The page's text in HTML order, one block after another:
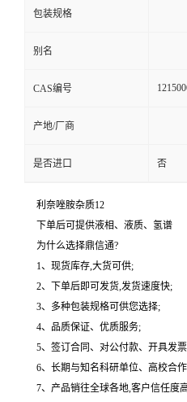
包装规格
别名
CAS编号
产地/厂商
是否进口 否
利奈唑胺杂质12
下单后可提供液相、液质、氢谱
为什么选择鼎信通?
1、现货库存,大货可供;
2、下单后即可发货,发货速度快;
3、多种包装规格可供您选择;
4、品质保证、优质服务;
5、签订合同、对公付款、开具发
6、长期与知名科研单位、高校合
7、产品销往全球各地,客户信任度